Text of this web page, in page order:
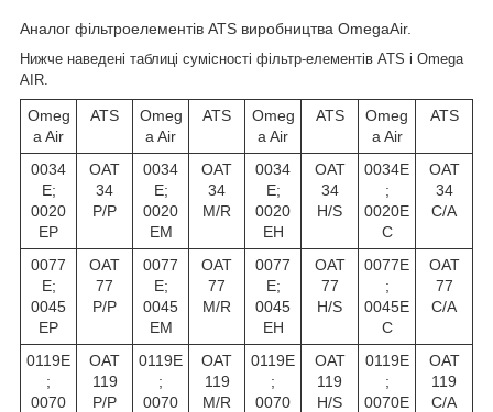
Аналог фільтроелементів ATS виробництва OmegaAir.
Нижче наведені таблиці сумісності фільтр-елементів ATS і Omega
AIR.
Omeg
a Air
ATS
Omeg
a Air
ATS
Omeg
a Air
ATS
Omeg
a Air
ATS
0034
E;
0020
EP
OAT
34
P/P
0034
E;
0020
EM
OAT
34
M/R
0034
E;
0020
EH
OAT
34
H/S
0034E
;
0020E
C
OAT
34
C/A
0077
E;
0045
EP
OAT
77
P/P
0077
E;
0045
EM
OAT
77
M/R
0077
E;
0045
EH
OAT
77
H/S
0077E
;
0045E
C
OAT
77
C/A
0119E
;
0070
OAT
119
P/P
0119E
;
0070
OAT
119
M/R
0119E
;
0070
OAT
119
H/S
0119E
;
0070E
OAT
119
C/A